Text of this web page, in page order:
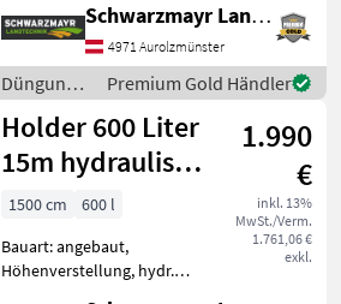
Zweischeibenstreuer
Obstbau - mit 600 Liter V2A-
Edelstahlbehälter - mit 3-
Rohrrahmen
pulverbeschicht
Schwarzmayr Landtechnik GmbH - Aurolzmünster
4971 Aurolzmünster
Düngung
und
Beregnung
/ Landgut
Premium Gold Händler
Holder 600 Liter
15m hydraulisch
klappbar
1.990
€
inkl. 13%
MwSt./Verm.
1.761,06 €
exkl.
1500 cm
600 l
Bauart: angebaut,
Höhenverstellung, hydr.